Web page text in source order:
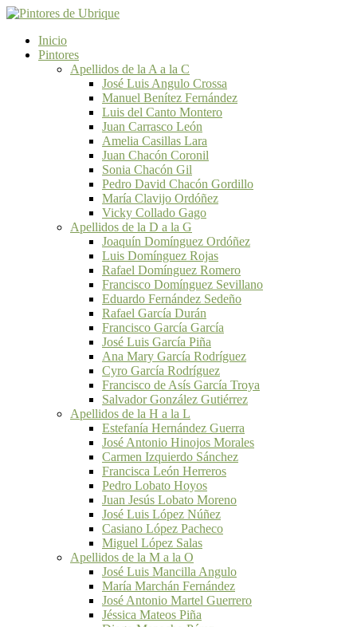
Inicio
Pintores
Apellidos de la A a la C
José Luis Angulo Crossa
Manuel Benítez Fernández
Luis del Canto Montero
Juan Carrasco León
Amelia Casillas Lara
Juan Chacón Coronil
Sonia Chacón Gil
Pedro David Chacón Gordillo
María Clavijo Ordóñez
Vicky Collado Gago
Apellidos de la D a la G
Joaquín Domínguez Ordóñez
Luis Domínguez Rojas
Rafael Domínguez Romero
Francisco Domínguez Sevillano
Eduardo Fernández Sedeño
Rafael García Durán
Francisco García García
José Luis García Piña
Ana Mary García Rodríguez
Cyro García Rodríguez
Francisco de Asís García Troya
Salvador González Gutiérrez
Apellidos de la H a la L
Estefanía Hernández Guerra
José Antonio Hinojos Morales
Carmen Izquierdo Sánchez
Francisca León Herreros
Pedro Lobato Hoyos
Juan Jesús Lobato Moreno
José Luis López Núñez
Casiano López Pacheco
Miguel López Salas
Apellidos de la M a la O
José Luis Mancilla Angulo
María Marchán Fernández
José Antonio Martel Guerrero
Jéssica Mateos Piña